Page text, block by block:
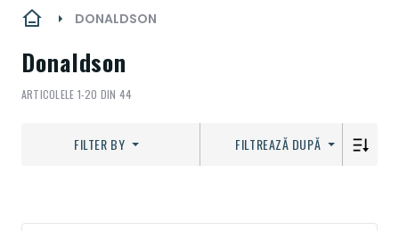
DONALDSON
Donaldson
ARTICOLELE 1-20 DIN 44
FILTER BY FILTREAZĂ DUPĂ